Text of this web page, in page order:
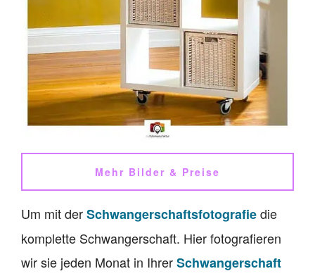
Mehr Bilder & Preise
Um mit derSchwangerschaftsfotografiedie
komplette Schwangerschaft. Hier fotografieren
wir sie jeden Monat in IhrerSchwangerschaft